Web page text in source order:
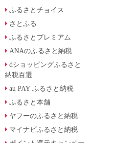
ふるさとチョイス
さとふる
ふるさとプレミアム
ANAのふるさと納税
dショッピングふるさと
納税百選
au PAY ふるさと納税
ふるさと本舗
ヤフーのふるさと納税
マイナビふるさと納税